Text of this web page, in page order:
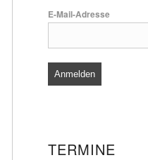
E-Mail-Adresse
TERMINE